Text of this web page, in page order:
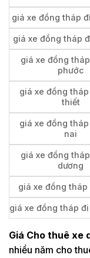
giá xe đồng tháp
giá xe đồng tháp
giá xe đồng
phước
giá xe đồng
thiết
giá xe đồng
nai
giá xe đồng
dương
giá xe đồng tháp
giá xe đồng tháp
Giá Cho thuê xe
nhiều năm cho